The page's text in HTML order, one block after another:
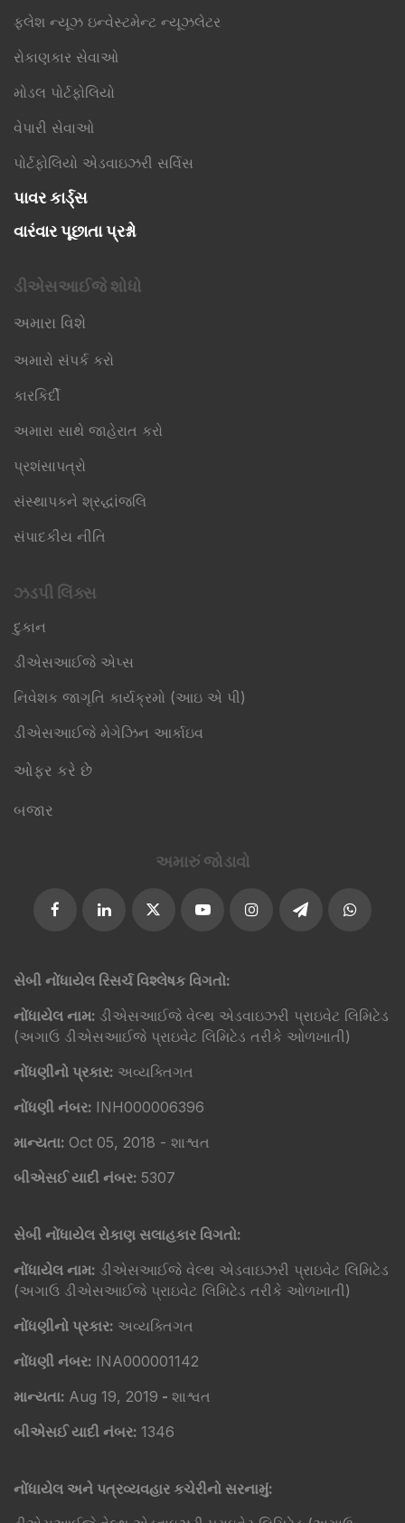
ફ્લેશ ન્યૂઝ ઇન્વેસ્ટમેન્ટ ન્યૂઝલેટર
રોકાણકાર સેવાઓ
મોડલ પોર્ટફોલિયો
વેપારી સેવાઓ
પોર્ટફોલિયો એડવાઇઝરી સર્વિસ
પાવર કાર્ડ્સ
વારંવાર પૂછાતા પ્રશ્નો
ડીએસઆઈજે શોધો
અમારા વિશે
અમારો સંપર્ક કરો
કારકિર્દી
અમારા સાથે જાહેરાત કરો
પ્રશંસાપત્રો
સંસ્થાપકને શ્રદ્ધાંજલિ
સંપાદકીય નીતિ
ઝડપી લિંક્સ​
દુકાન
ડીએસઆઈજે એપ્સ
નિવેશક જાગૃતિ કાર્યક્રમો (આઇ એ પી)
ડીએસઆઈજે મેગેઝિન આર્કાઇવ
ઓફર કરે છે
બજાર
અમારું જોડાવો​
સેબી નોંધાયેલ રિસર્ચ વિશ્લેષક વિગતો:
નોંધાયેલ નામ: ડીએસઆઈજે વેલ્થ એડવાઇઝરી પ્રાઇવેટ લિમિટેડ
(અગાઉ ડીએસઆઈજે પ્રાઇવેટ લિમિટેડ તરીકે ઓળખાતી)
નોંધણીનો પ્રકાર: અવ્યક્તિગત
નોંધણી નંબર: INH000006396
માન્યતા: Oct 05, 2018 - શાશ્વત
બીએસઈ યાદી નંબર: 5307
સેબી નોંધાયેલ રોકાણ સલાહકાર વિગતો:
નોંધાયેલ નામ: ડીએસઆઈજે વેલ્થ એડવાઇઝરી પ્રાઇવેટ લિમિટેડ
(અગાઉ ડીએસઆઈજે પ્રાઇવેટ લિમિટેડ તરીકે ઓળખાતી)
નોંધણીનો પ્રકાર: અવ્યક્તિગત
નોંધણી નંબર: INA000001142
માન્યતા: Aug 19, 2019 - શાશ્વત
બીએસઈ યાદી નંબર: 1346
નોંધાયેલ અને પત્રવ્યવહાર કચેરીનો સરનામું: